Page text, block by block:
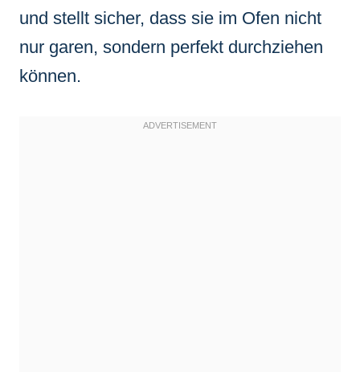
und stellt sicher, dass sie im Ofen nicht
nur garen, sondern perfekt durchziehen
können.